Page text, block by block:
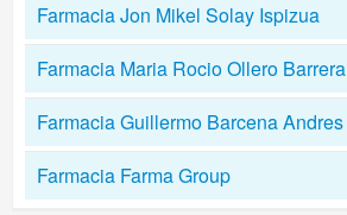
Farmacia Jon Mikel Solay Ispizua
Farmacia Maria Rocio Ollero Barrera
Farmacia Guillermo Barcena Andres
Farmacia Farma Group